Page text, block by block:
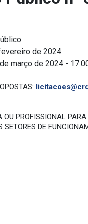
de 2024
março de 2024 -
OU PROFISSIONAL
SETORES DE